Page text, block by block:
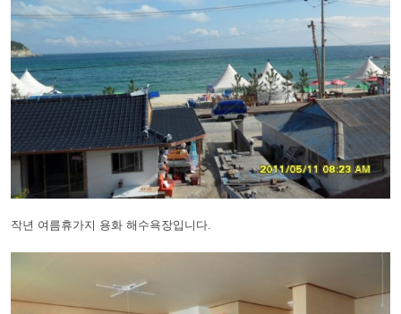
작년 여름휴가지 용화 해수욕장입니다.